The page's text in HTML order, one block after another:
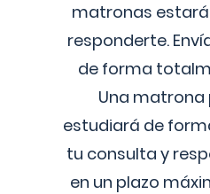
matronas
responderte.
de forma
Una matrona
estudiará de
tu consulta y
en un plazo